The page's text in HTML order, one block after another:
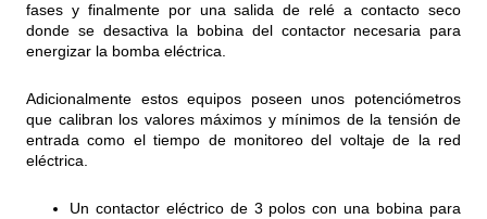
fases y finalmente por una salida de relé a contacto seco
donde se desactiva la bobina del contactor necesaria para
energizar la bomba eléctrica.
Adicionalmente estos equipos poseen unos potenciómetros
que calibran los valores máximos y mínimos de la tensión de
entrada como el tiempo de monitoreo del voltaje de la red
eléctrica.
Un contactor eléctrico de 3 polos con una bobina para